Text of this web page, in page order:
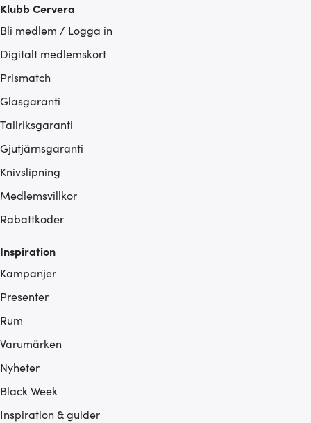
Klubb Cervera
Bli medlem / Logga in
Digitalt medlemskort
Prismatch
Glasgaranti
Tallriksgaranti
Gjutjärnsgaranti
Knivslipning
Medlemsvillkor
Rabattkoder
Inspiration
Kampanjer
Presenter
Rum
Varumärken
Nyheter
Black Week
Inspiration & guider